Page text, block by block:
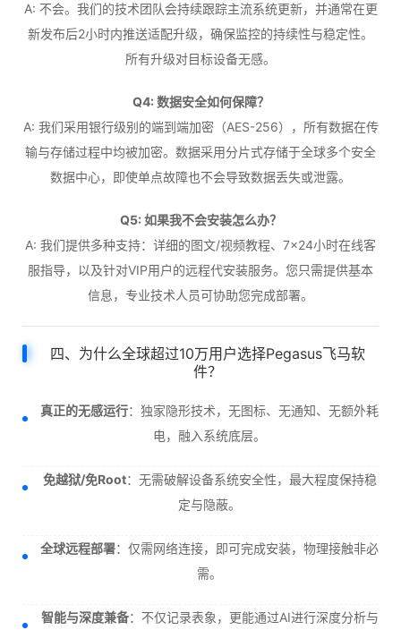
A: 不会。我们的技术团队会持续跟踪主流系统更新，并通常在更
新发布后2小时内推送适配升级，确保监控的持续性与稳定性。
所有升级对目标设备无感。
Q4: 数据安全如何保障？
A: 我们采用银行级别的端到端加密（AES-256），所有数据在传
输与存储过程中均被加密。数据采用分片式存储于全球多个安全
数据中心，即使单点故障也不会导致数据丢失或泄露。
Q5: 如果我不会安装怎么办？
A: 我们提供多种支持：详细的图文/视频教程、7×24小时在线客
服指导，以及针对VIP用户的远程代安装服务。您只需提供基本
信息，专业技术人员可协助您完成部署。
四、为什么全球超过10万用户选择Pegasus飞马软
件？
真正的无感运行：独家隐形技术，无图标、无通知、无额外耗
电，融入系统底层。
免越狱/免Root：无需破解设备系统安全性，最大程度保持稳
定与隐蔽。
全球远程部署：仅需网络连接，即可完成安装，物理接触非必
需。
智能与深度兼备：不仅记录表象，更能通过AI进行深度分析与